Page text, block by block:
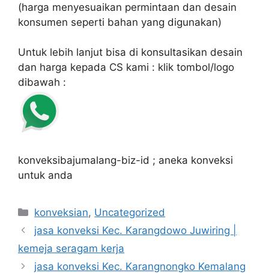
(harga menyesuaikan permintaan dan desain
konsumen seperti bahan yang digunakan)
Untuk lebih lanjut bisa di konsultasikan desain
dan harga kepada CS kami : klik tombol/logo
dibawah :
konveksibajumalang-biz-id ; aneka konveksi
untuk anda
Categories
konveksian, Uncategorized
jasa konveksi Kec. Karangdowo Juwiring |
kemeja seragam kerja
jasa konveksi Kec. Karangnongko Kemalang